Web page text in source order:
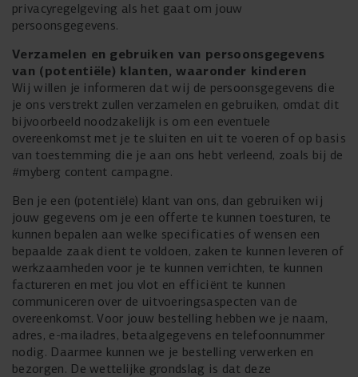
privacyregelgeving als het gaat om jouw
persoonsgegevens.
Verzamelen en gebruiken van persoonsgegevens
van (potentiële) klanten, waaronder kinderen
Wij willen je informeren dat wij de persoonsgegevens die
je ons verstrekt zullen verzamelen en gebruiken, omdat dit
bijvoorbeeld noodzakelijk is om een eventuele
overeenkomst met je te sluiten en uit te voeren of op basis
van toestemming die je aan ons hebt verleend, zoals bij de
#myberg content campagne.
Ben je een (potentiële) klant van ons, dan gebruiken wij
jouw gegevens om je een offerte te kunnen toesturen, te
kunnen bepalen aan welke specificaties of wensen een
bepaalde zaak dient te voldoen, zaken te kunnen leveren of
werkzaamheden voor je te kunnen verrichten, te kunnen
factureren en met jou vlot en efficiënt te kunnen
communiceren over de uitvoeringsaspecten van de
overeenkomst. Voor jouw bestelling hebben we je naam,
adres, e-mailadres, betaalgegevens en telefoonnummer
nodig. Daarmee kunnen we je bestelling verwerken en
bezorgen. De wettelijke grondslag is dat deze